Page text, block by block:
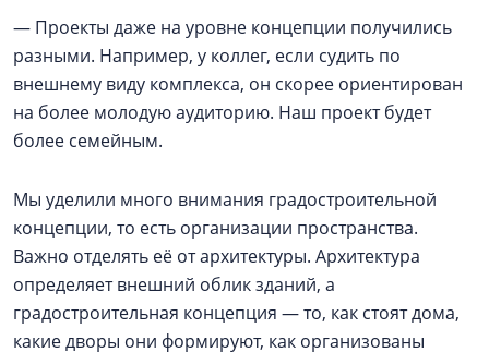
— Проекты даже на уровне концепции получились
разными. Например, у коллег, если судить по
внешнему виду комплекса, он скорее ориентирован
на более молодую аудиторию. Наш проект будет
более семейным.
Мы уделили много внимания градостроительной
концепции, то есть организации пространства.
Важно отделять её от архитектуры. Архитектура
определяет внешний облик зданий, а
градостроительная концепция — то, как стоят дома,
какие дворы они формируют, как организованы